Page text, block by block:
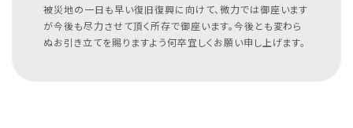
被災地の一日も早い復旧復興に向けて、微力では御座います
が今後も尽力させて頂く所存で御座います。今後とも変わら
ぬお引き立てを賜りますよう何卒宜しくお願い申し上げます。